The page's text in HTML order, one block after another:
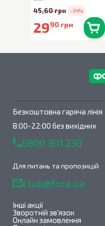
45,60 грн -34%
2990 грн
Безкоштовна гаряча лінія
8:00-22:00 без вихідних
0800 301 230
Для питань та пропозицій
club@fora.ua
Інші акції
Зворотній зв'язок
Онлайн замовлення